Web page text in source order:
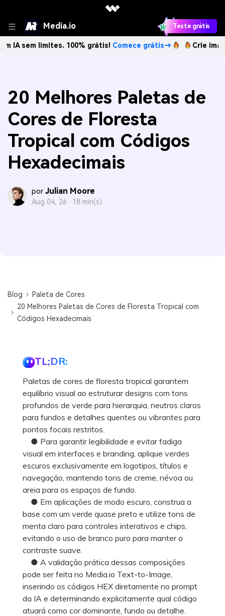
Media.io Teste grátis
limites. 100% grátis!Comece grátis→ Crie imagens
20 Melhores Paletas de
Cores de Floresta
Tropical com Códigos
Hexadecimais
por Julian Moore
Aug 04, 26 · 18 min(s)
Blog
Paleta de Cores
20 Melhores Paletas de Cores de Floresta Tropical com
Códigos Hexadecimais
TL;DR:
Paletas de cores de floresta tropical garantem
equilíbrio visual ao estruturar designs com tons
profundos de verde para hierarquia, neutros claros
para fundos e detalhes quentes ou vibrantes para
pontos focais restritos.
● Para garantir legibilidade e evitar fadiga
visual em interfaces e branding, aplique verdes
escuros exclusivamente em logotipos, títulos e
navegação, mantendo tons de creme, névoa ou
areia para os espaços de fundo.
● Em aplicações de modo escuro, construa a
base com um verde quase preto e utilize tons de
menta claro para controles interativos e chips,
evitando o uso de branco puro para manter o
contraste suave.
● A validação prática dessas composições
pode ser feita no Media.io Text-to-Image,
inserindo os códigos HEX diretamente no prompt
da IA e determinando explicitamente qual código
atuará como cor dominante, fundo ou detalhe.